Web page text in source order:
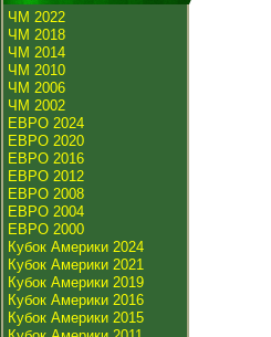
ЧМ 2022
ЧМ 2018
ЧМ 2014
ЧМ 2010
ЧМ 2006
ЧМ 2002
ЕВРО 2024
ЕВРО 2020
ЕВРО 2016
ЕВРО 2012
ЕВРО 2008
ЕВРО 2004
ЕВРО 2000
Кубок Америки 2024
Кубок Америки 2021
Кубок Америки 2019
Кубок Америки 2016
Кубок Америки 2015